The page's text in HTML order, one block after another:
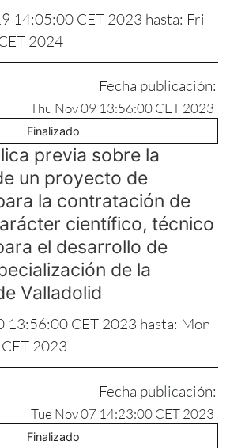
14:05:00 CET 2023 hasta: Fri
2024
Fecha publicación:
Thu Nov 09 13:56:00 CET 2023
Finalizado
previa sobre la
un proyecto de
la contratación de
científico, técnico
el desarrollo de
de la
Valladolid
13:56:00 CET 2023 hasta: Mon
2023
Fecha publicación:
Tue Nov 07 14:23:00 CET 2023
Finalizado